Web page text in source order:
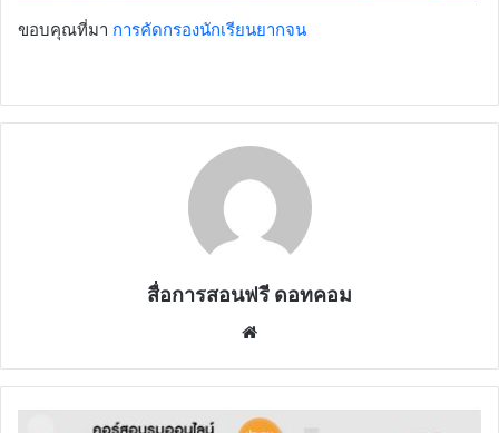
ขอบคุณที่มา การคัดกรองนักเรียนยากจน
สื่อการสอนฟรี ดอทคอม